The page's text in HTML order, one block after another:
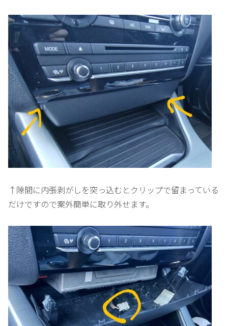
↑隙間に内張剥がしを突っ込むとクリップで留まっている
だけですので案外簡単に取り外せます。